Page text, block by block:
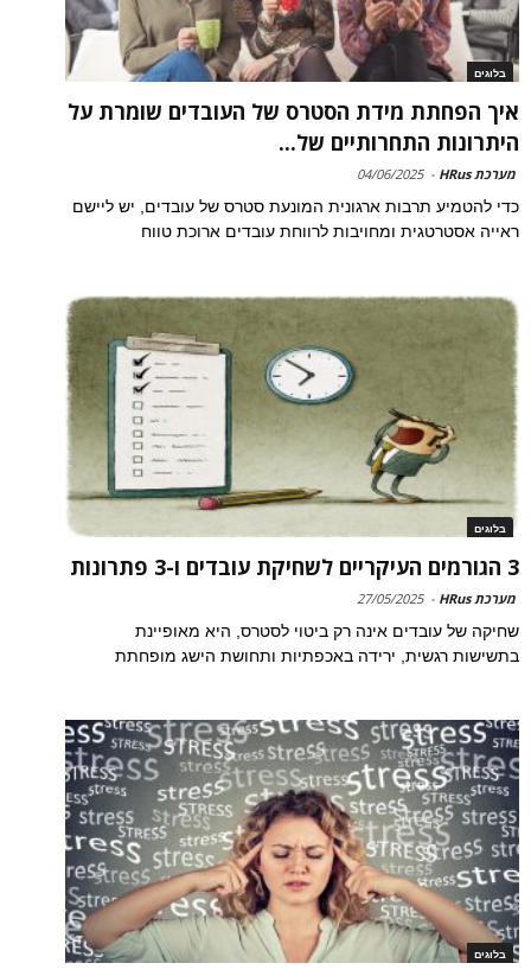
בלוגים
איך הפחתת מידת הסטרס של העובדים שומרת על
היתרונות התחרותיים של...
מערכת HRus -
04/06/2025
כדי להטמיע תרבות ארגונית המונעת סטרס של עובדים, יש ליישם
ראייה אסטרטגית ומחויבות לרווחת עובדים ארוכת טווח
בלוגים
3 הגורמים העיקריים לשחיקת עובדים ו-3 פתרונות
מערכת HRus -
27/05/2025
שחיקה של עובדים אינה רק ביטוי לסטרס, היא מאופיינת
בתשישות רגשית, ירידה באכפתיות ותחושת הישג מופחתת
בלוגים